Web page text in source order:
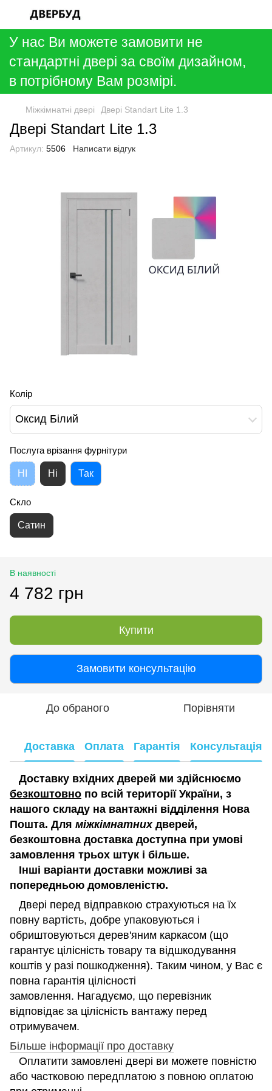
У нас Ви можете замовити не
стандартні двері за своїм дизайном,
в потрібному Вам розмірі.
Міжкімнатні двері Двері Standart Lite 1.3
Двері Standart Lite 1.3
Артикул: 5506 Написати відгук
Колір
Оксид Білий
Послуга врізання фурнітури
НІ Ні Так
Скло
Сатин
В наявності
4 782 грн
Купити
Замовити консультацію
До обраного Порівняти
Доставка Оплата Гарантія Консультація
Доставку вхідних дверей ми здійснюємо
безкоштовно по всій території України, з
нашого складу на вантажні відділення Нова
Пошта. Для міжкімнатнихдверей,
безкоштовна доставка доступна при умові
замовлення трьох штук і більше.
Інші варіанти доставки можливі за
попередньою домовленістю.
Двері перед відправкою страхуються на їх
повну вартість, добре упаковуються і
обриштовуються дерев'яним каркасом (що
гарантує цілісність товару та відшкодування
коштів у разі пошкодження). Таким чином, у Вас є
повна гарантія цілісності
замовлення. Нагадуємо, що перевізник
відповідає за цілісність вантажу перед
отримувачем.
Більше інформації про доставку
Оплатити замовлені двері ви можете повністю
або частковою передплатою з повною оплатою